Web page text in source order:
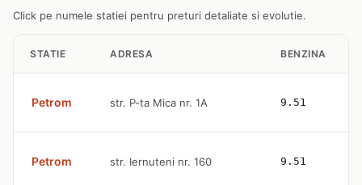
Click pe numele statiei pentru preturi detaliate si evolutie.
STATIE ADRESA BENZINA
Petrom str. P-ta Mica nr. 1A 9.51
Petrom str. Iernuteni nr. 160 9.51